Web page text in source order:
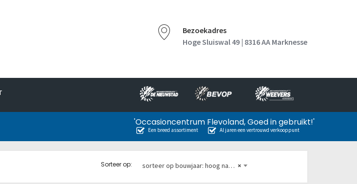
Bezoekadres
Hoge Sluiswal 49 | 8316 AA Marknesse
'Occasioncentrum Flevoland, Goed in gebruikt!'
Een breed assortiment Al jaren een vertrouwd verkooppunt
Sorteer op: ×
sorteer op bouwjaar: hoog naar laag